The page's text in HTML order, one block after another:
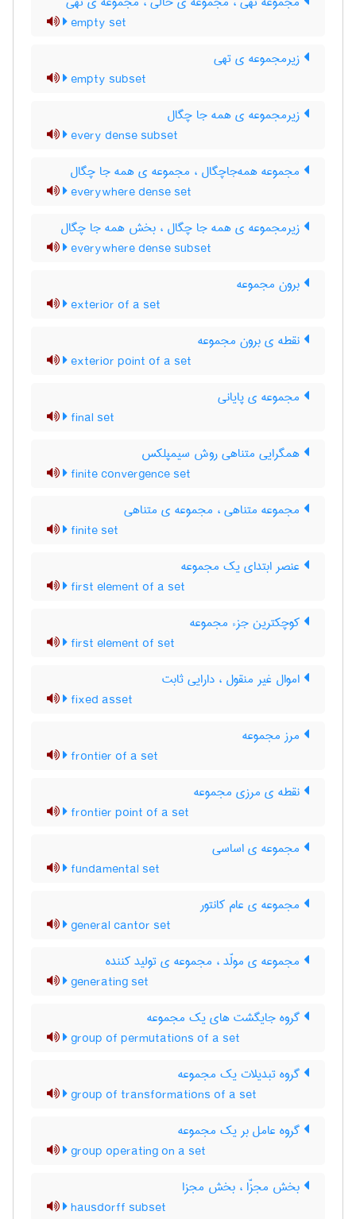
empty set
زیرمجموعه ی تهی
empty subset
زیرمجموعه ی همه جا چگال
every dense subset
مجموعه همه‌جاچگال ، مجموعه ی همه جا چگال
everywhere dense set
زیرمجموعه ی همه جا چگال ، بخش همه جا چگال
everywhere dense subset
برون مجموعه
exterior of a set
نقطه ی برون مجموعه
exterior point of a set
مجموعه ی پایانی
final set
همگرایی متناهی روش سیمپلکس
finite convergence set
مجموعه متناهی ، مجموعه ی متناهی
finite set
عنصر ابتدای یک مجموعه
first element of a set
کوچکترین جزء مجموعه
first element of set
اموال غیر منقول ، دارایی ثابت
fixed asset
مرز مجموعه
frontier of a set
نقطه ی مرزی مجموعه
frontier point of a set
مجموعه ی اساسی
fundamental set
مجموعه ی عام کانتور
general cantor set
مجموعه ی مولّد ، مجموعه ی تولید کننده
generating set
گروه جایگشت های یک مجموعه
group of permutations of a set
گروه تبدیلات یک مجموعه
group of transformations of a set
گروه عامل بر یک مجموعه
group operating on a set
بخش مجزّا ، بخش مجزا
hausdorff subset